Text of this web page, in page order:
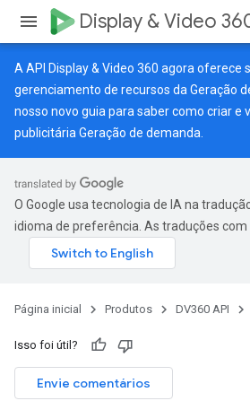
Display & Video
A API Display & Video 360 agora oferece
gerenciamento de recursos da Geração
nosso novo guia para saber como criar e
publicitária Geração de demanda.
O Google usa tecnologia de IA na
idioma de preferência. As traduções com
Página inicial Produtos DV360 API
Isso foi útil?
Envie comentários